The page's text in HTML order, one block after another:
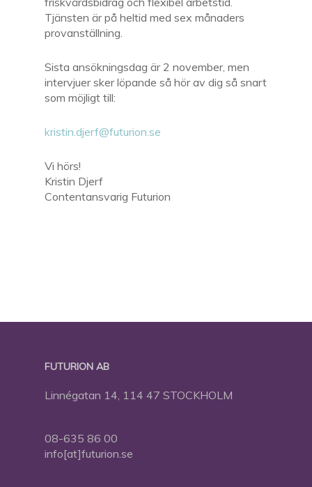
Tjänsten är på heltid med sex månaders
provanställning.
Sista ansökningsdag är 2 november, men
intervjuer sker löpande så hör av dig så snart
som möjligt till:
kristin.djerf@futurion.se
Vi hörs!
Kristin Djerf
Contentansvarig Futurion
FUTURION AB
Linnégatan 14, 114 47 STOCKHOLM
08-635 86 00
info[at]futurion.se